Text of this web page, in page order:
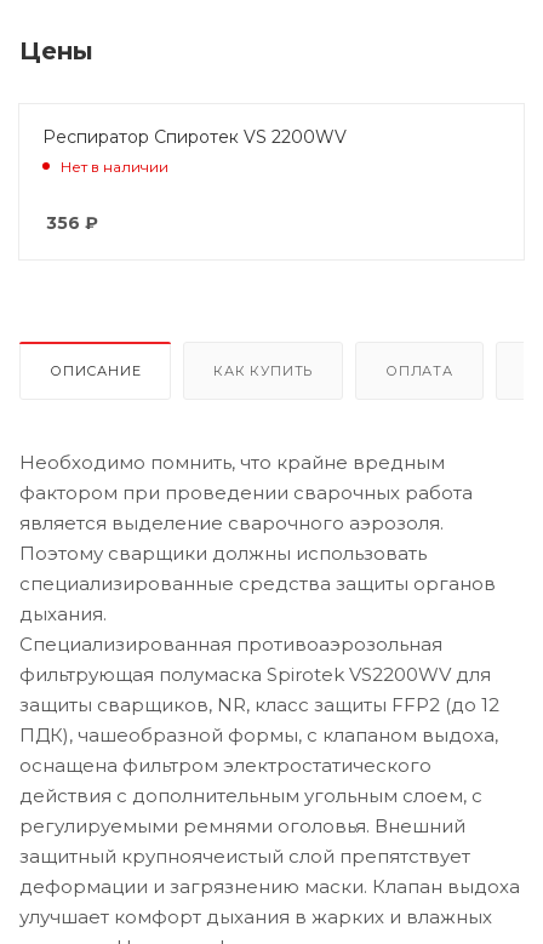
Цены
Респиратор Спиротек VS 2200WV
Нет в наличии
356 ₽
ОПИСАНИЕ КАК КУПИТЬ ОПЛАТА
Необходимо помнить, что крайне вредным
фактором при проведении сварочных работа
является выделение сварочного аэрозоля.
Поэтому сварщики должны использовать
специализированные средства защиты органов
дыхания.
Специализированная противоаэрозольная
фильтрующая полумаска Spirotek VS2200WV для
защиты сварщиков, NR, класс защиты FFP2 (до 12
ПДК), чашеобразной формы, с клапаном выдоха,
оснащена фильтром электростатического
действия c дополнительным угольным слоем, с
регулируемыми ремнями оголовья. Внешний
защитный крупноячеистый слой препятствует
деформации и загрязнению маски. Клапан выдоха
улучшает комфорт дыхания в жарких и влажных